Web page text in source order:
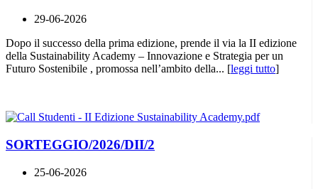
29-06-2026
Dopo il successo della prima edizione, prende il via la II edizione
della Sustainability Academy – Innovazione e Strategia per un
Futuro Sostenibile , promossa nell’ambito della... [leggi tutto]
SORTEGGIO/2026/DII/2
25-06-2026